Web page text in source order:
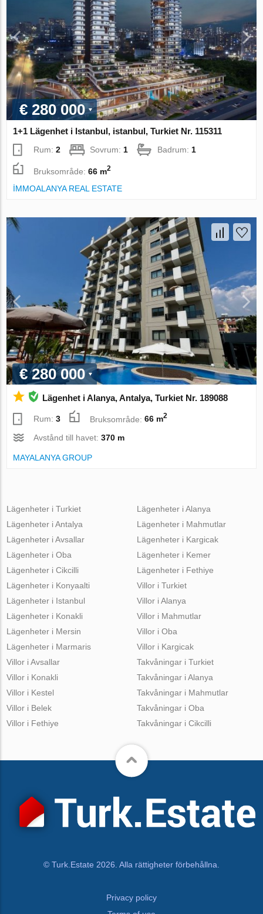
€ 280 000
1+1 Lägenhet i Istanbul, istanbul, Turkiet Nr. 115311
Rum:2 Sovrum: 1 Badrum: 1
Bruksområde:66 m2
İMMOALANYA REAL ESTATE
€ 280 000
Lägenhet i Alanya, Antalya, Turkiet Nr. 189088
Rum:3 Bruksområde:66 m2
Avstånd till havet:370 m
MAYALANYA GROUP
Lägenheter i Turkiet
Lägenheter i Antalya
Lägenheter i Avsallar
Lägenheter i Oba
Lägenheter i Cikcilli
Lägenheter i Alanya
Lägenheter i Mahmutlar
Lägenheter i Kargicak
Lägenheter i Kemer
Lägenheter i Fethiye
Lägenheter i Konyaalti
Lägenheter i Istanbul
Lägenheter i Konakli
Lägenheter i Mersin
Lägenheter i Marmaris
Villor i Turkiet
Villor i Alanya
Villor i Mahmutlar
Villor i Oba
Villor i Kargicak
Villor i Avsallar
Villor i Konakli
Villor i Kestel
Villor i Belek
Villor i Fethiye
Takvåningar i Turkiet
Takvåningar i Alanya
Takvåningar i Mahmutlar
Takvåningar i Oba
Takvåningar i Cikcilli
© Turk.Estate 2026. Alla rättigheter förbehållna.
Privacy policy